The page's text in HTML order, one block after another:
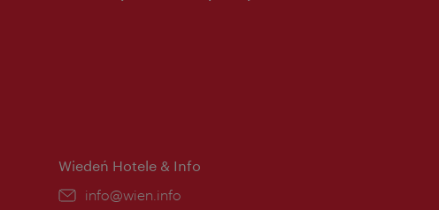
Wiedeń Hotele & Info
E-
info@wien.info